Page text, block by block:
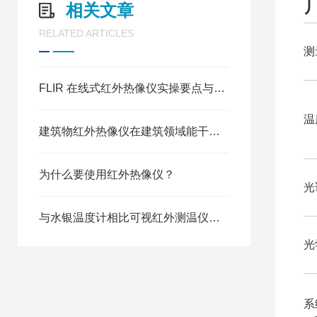
相关文章
RELATED ARTICLES
FLIR 在线式红外热像仪实操要点与数据解读方法
建筑物红外热像仪在建筑领域能干的事情还真不少
为什么要使用红外热像仪？
与水银温度计相比可视红外测温仪非常安全和卫生
测
温
光
光